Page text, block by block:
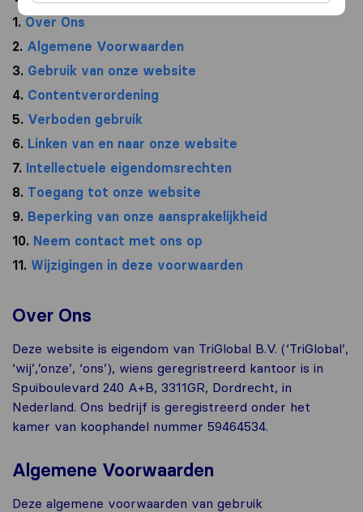
1. Over Ons
2. Algemene Voorwaarden
3. Gebruik van onze website
4. Contentverordening
5. Verboden gebruik
6. Linken van en naar onze website
7. Intellectuele eigendomsrechten
8. Toegang tot onze website
9. Beperking van onze aansprakelijkheid
10. Neem contact met ons op
11. Wijzigingen in deze voorwaarden
Over Ons
Deze website is eigendom van TriGlobal B.V. (‘TriGlobal’,
‘wij’,’onze’, ‘ons’), wiens geregristreerd kantoor is in
Spuiboulevard 240 A+B, 3311GR, Dordrecht, in
Nederland. Ons bedrijf is geregistreerd onder het
kamer van koophandel nummer 59464534.
Algemene Voorwaarden
Deze algemene voorwaarden van gebruik